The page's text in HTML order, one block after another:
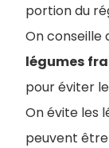
portion du
On conseille
légumes
pour éviter
On évite les
peuvent être